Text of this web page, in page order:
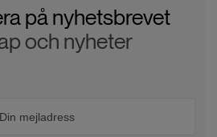
på nyhetsbrevet
och nyheter